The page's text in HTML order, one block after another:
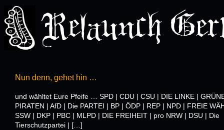
Nun denn, gehet hin …
und wähltet Eure Pfeife … SPD | CDU | CSU | DIE LINKE |
PIRATEN | AfD | Die PARTEI | BP | ÖDP | REP | NPD | FREIE
SSW | DKP | PBC | MLPD | DIE FREIHEIT | pro NRW | DSU | Die
Tierschutzpartei | […]